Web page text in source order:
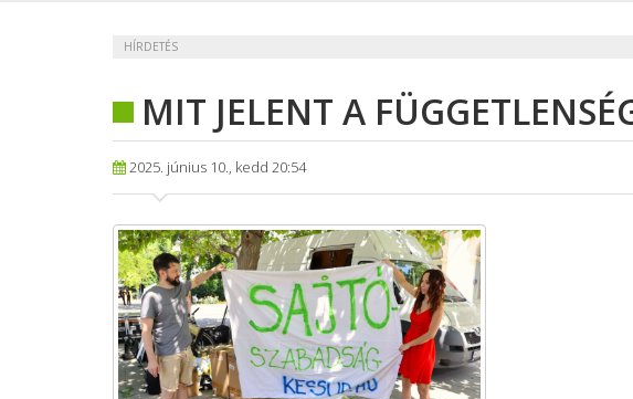
HÍRDETÉS
MIT JELENT A
2025. június 10., kedd 20:54